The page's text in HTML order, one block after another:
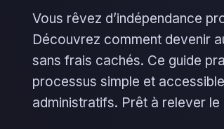
Vous rêvez d’indépendance
Découvrez comment devenir
sans frais cachés. Ce guide
processus simple et
administratifs. Prêt à relever